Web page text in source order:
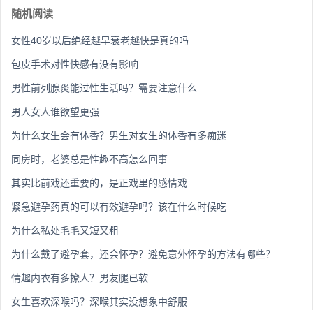
随机阅读
女性40岁以后绝经越早衰老越快是真的吗
包皮手术对性快感有没有影响
男性前列腺炎能过性生活吗？需要注意什么
男人女人谁欲望更强
为什么女生会有体香？男生对女生的体香有多痴迷
同房时，老婆总是性趣不高怎么回事
其实比前戏还重要的，是正戏里的感情戏
紧急避孕药真的可以有效避孕吗？该在什么时候吃
为什么私处毛毛又短又粗
为什么戴了避孕套，还会怀孕？避免意外怀孕的方法有哪些？
情趣内衣有多撩人？男友腿已软
女生喜欢深喉吗？深喉其实没想象中舒服